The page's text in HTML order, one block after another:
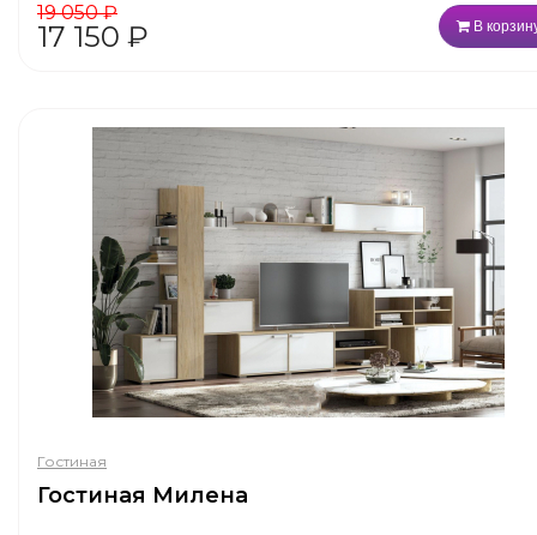
19 050₽
17 150 ₽ В
Гостиная
Гостиная Милена